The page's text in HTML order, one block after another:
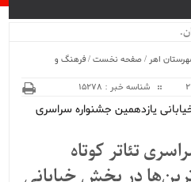
شرقی .
اهر /صفحه نخست/فرهنگ و
شناسه خبر : 15278
یازدهمین جشنواره سراسری
تئاتر کوتاه
در بخش خیابانی